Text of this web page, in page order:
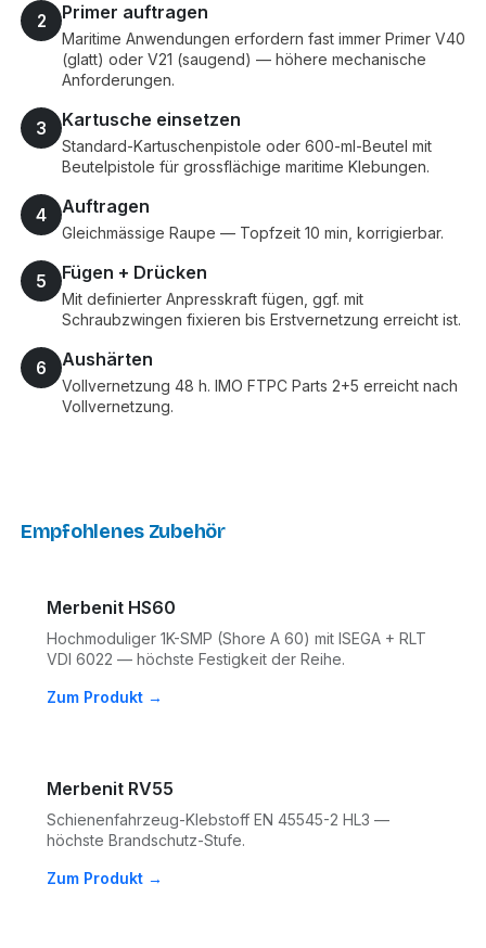
2 Primer auftragen
Maritime Anwendungen erfordern fast immer Primer V40
(glatt) oder V21 (saugend) — höhere mechanische
Anforderungen.
3 Kartusche einsetzen
Standard-Kartuschenpistole oder 600-ml-Beutel mit
Beutelpistole für grossflächige maritime Klebungen.
4 Auftragen
Gleichmässige Raupe — Topfzeit 10 min, korrigierbar.
5 Fügen + Drücken
Mit definierter Anpresskraft fügen, ggf. mit
Schraubzwingen fixieren bis Erstvernetzung erreicht ist.
6 Aushärten
Vollvernetzung 48 h. IMO FTPC Parts 2+5 erreicht nach
Vollvernetzung.
Empfohlenes Zubehör
Merbenit HS60
Hochmoduliger 1K-SMP (Shore A 60) mit ISEGA + RLT
VDI 6022 — höchste Festigkeit der Reihe.
Zum Produkt →
Merbenit RV55
Schienenfahrzeug-Klebstoff EN 45545-2 HL3 —
höchste Brandschutz-Stufe.
Zum Produkt →